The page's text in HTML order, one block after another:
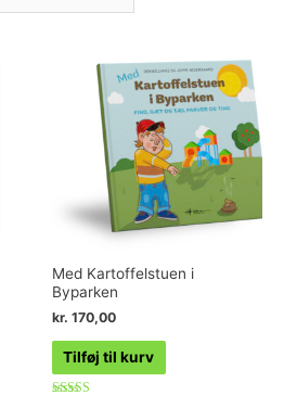
Med Kartoffelstuen i
Byparken
kr. 170,00
Tilføj til kurv